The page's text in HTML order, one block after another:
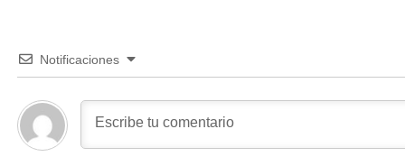
Notificaciones